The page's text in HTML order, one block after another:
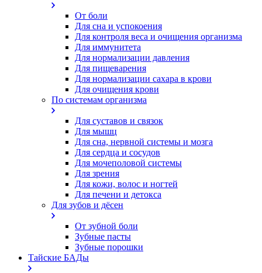
От боли
Для сна и успокоения
Для контроля веса и очищения организма
Для иммунитета
Для нормализации давления
Для пищеварения
Для нормализации сахара в крови
Для очищения крови
По системам организма
Для суставов и связок
Для мышц
Для сна, нервной системы и мозга
Для сердца и сосудов
Для мочеполовой системы
Для зрения
Для кожи, волос и ногтей
Для печени и детокса
Для зубов и дёсен
От зубной боли
Зубные пасты
Зубные порошки
Тайские БАДы